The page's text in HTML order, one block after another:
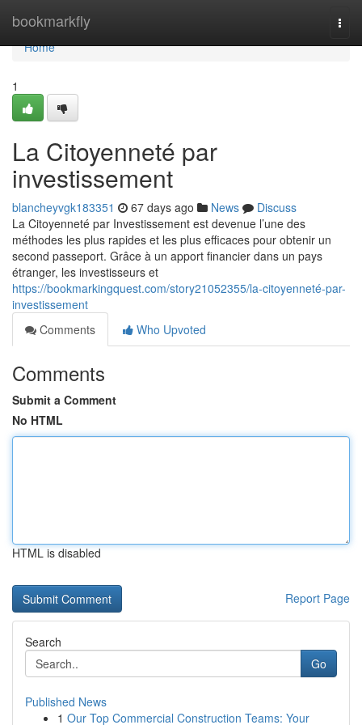
bookmarkfly
Home
Home
1
La Citoyenneté par
investissement
blancheyvgk183351 67 days ago News
Discuss
La Citoyenneté par Investissement est devenue l’une des
méthodes les plus rapides et les plus efficaces pour obtenir un
second passeport. Grâce à un apport financier dans un pays
étranger, les investisseurs et
https://bookmarkingquest.com/story21052355/la-citoyenneté-par-
investissement
Comments
Who Upvoted
Comments
Submit a Comment
No HTML
HTML is disabled
Report Page
Search
Go
Published News
1 Our Top Commercial Construction Teams: Your